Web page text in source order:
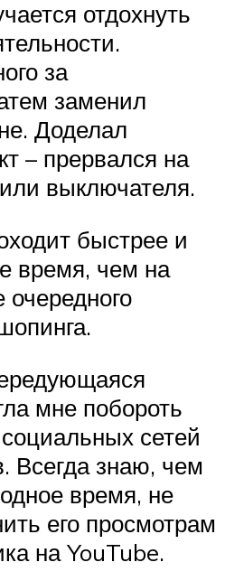
отдохнуть
за
заменил
Доделал
– прервался на
выключателя.
быстрее и
время, чем на
мне побороть
сетей
Всегда знаю, чем
время, не
его просмотрам
на YouTube.